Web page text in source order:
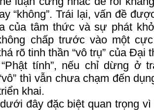
“không”. Trái lại, vấn đề
của tâm thức và sự phát
chấp trước vào một
rõ tinh thần “vô trụ” của Đại
tính”, nếu chỉ dừng ở
thì vẫn chưa chạm đến
khai.
đây đặc biệt quan trọng